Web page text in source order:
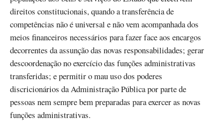
direitos constitucionais, quando a transferência de
competências não é universal e não vem acompanhada dos
meios financeiros necessários para fazer face aos encargos
decorrentes da assunção das novas responsabilidades; gerar
descoordenação no exercício das funções administrativas
transferidas; e permitir o mau uso dos poderes
discricionários da Administração Pública por parte de
pessoas nem sempre bem preparadas para exercer as novas
funções administrativas.